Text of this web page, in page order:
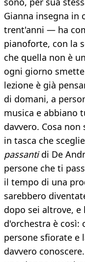
Gianna insegna in
trent'anni — ha
pianoforte, con la
che quella non è
ogni giorno
lezione è già
di domani, a
musica e abbiano
davvero. Cosa
in tasca che
passantidi De
persone che ti
il tempo di una
sarebbero
dopo sei altrove,
d'orchestra è così:
persone sfiorate e
davvero